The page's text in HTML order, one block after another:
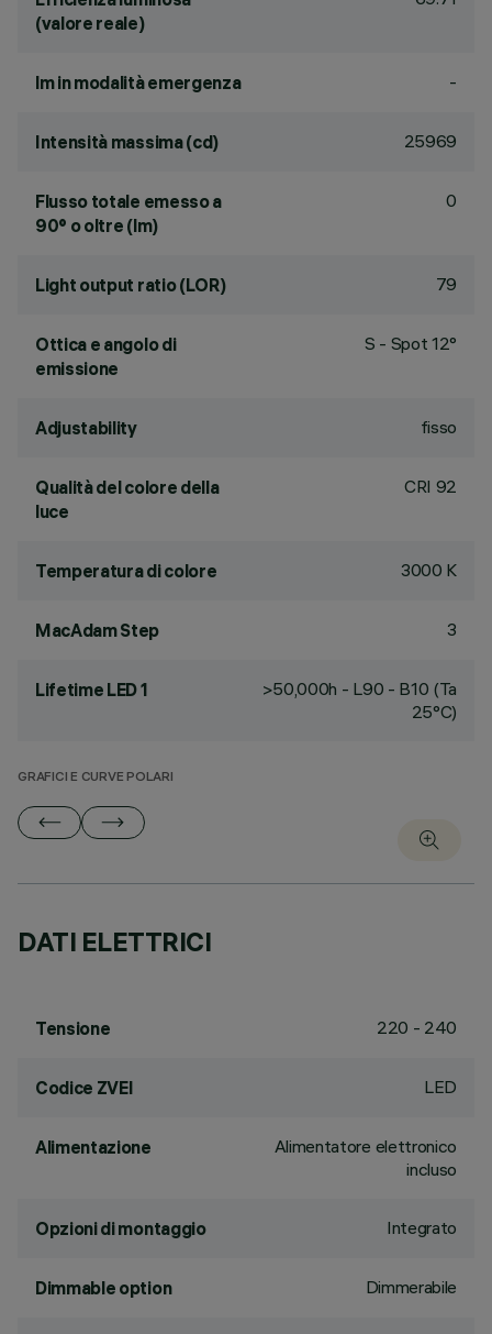
(valore reale)
lm in modalità emergenza -
Intensità massima (cd) 25969
Flusso totale emesso a
90° o oltre (lm)
0
Light output ratio (LOR) 79
Ottica e angolo di
emissione
S - Spot 12°
Adjustability fisso
Qualità del colore della
luce
CRI 92
Temperatura di colore 3000 K
MacAdam Step 3
Lifetime LED 1
>50,000h - L90 - B10 (Ta
25°C)
GRAFICI E CURVE POLARI
DATI ELETTRICI
Tensione 220 - 240
Codice ZVEI LED
Alimentazione
Alimentatore elettronico
incluso
Opzioni di montaggio Integrato
Dimmable option Dimmerabile